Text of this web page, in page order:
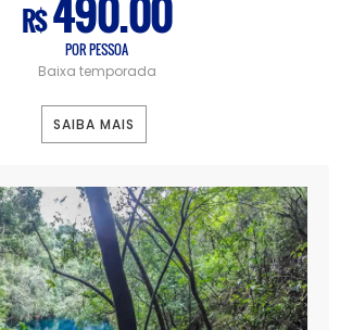
R$490.00
POR PESSOA
Baixa temporada
SAIBA MAIS